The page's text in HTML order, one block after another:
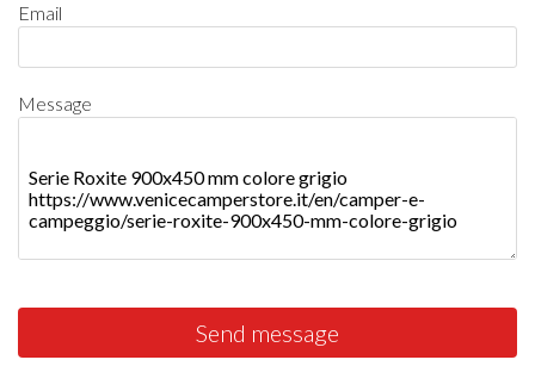
Email
Message
Send message